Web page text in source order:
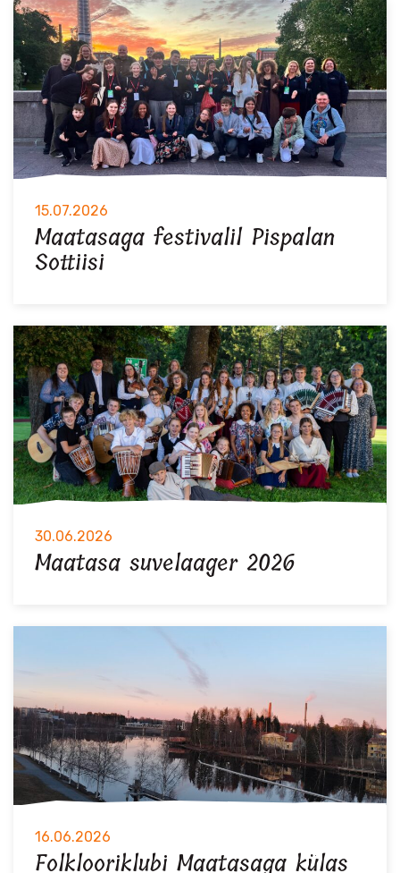
15.07.2026
Maatasaga festivalil Pispalan
Sottiisi
30.06.2026
Maatasa suvelaager 2026
16.06.2026
Folklooriklubi Maatasaga külas